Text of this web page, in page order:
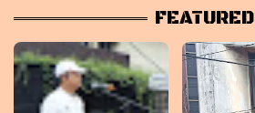
FEATURED